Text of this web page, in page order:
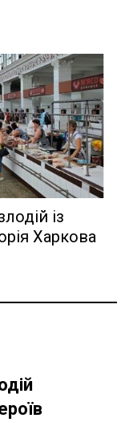
із
Харкова